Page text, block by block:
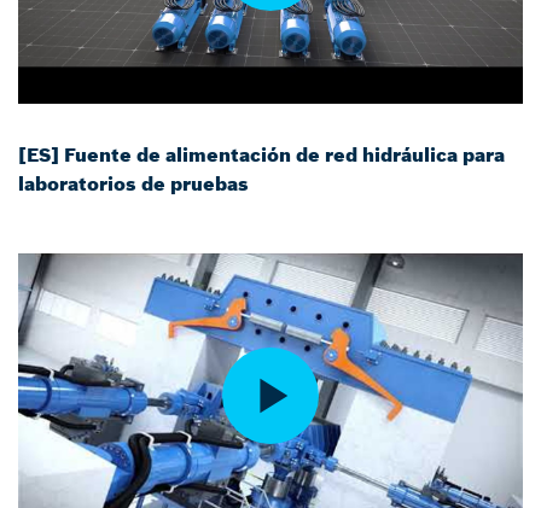
[ES] Fuente de alimentación de red hidráulica para
laboratorios de pruebas